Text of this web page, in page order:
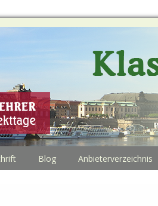
Blog Anbieterverzeichnis